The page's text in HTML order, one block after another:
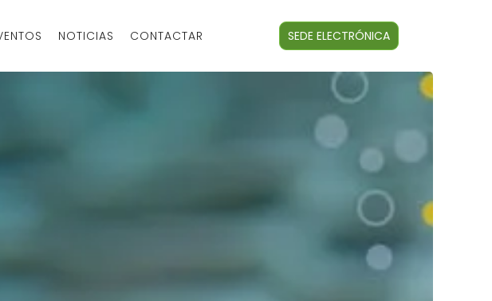
NOTICIAS CONTACTAR SEDE ELECTRÓNICA